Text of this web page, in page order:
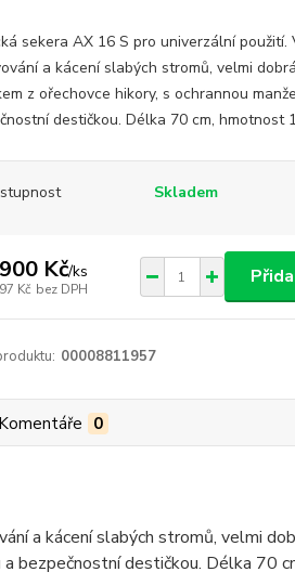
sekera AX 16 S pro univerzální použití.
a kácení slabých stromů, velmi
z ořechovce hikory, s ochrannou
destičkou. Délka 70 cm, hmotnost
Skladem
Kč/ks
Kč bez DPH
00008811957
Komentáře 0
a kácení slabých stromů, velmi
bezpečnostní destičkou. Délka 70